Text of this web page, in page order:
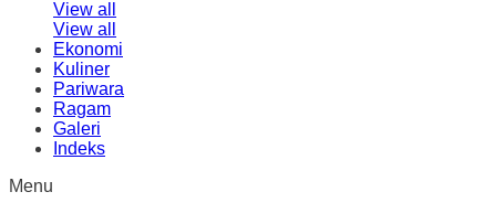
View all
View all
Ekonomi
Kuliner
Pariwara
Ragam
Galeri
Indeks
Menu